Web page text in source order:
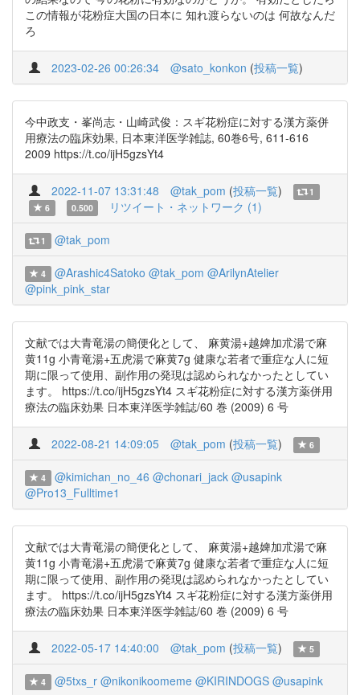
この情報が花粉症大国の日本に 知れ渡らないのは 何故なんだ
ろ
2023-02-26 00:26:34 @sato_konkon (投稿一覧)
今中政支・峯尚志・山崎武俊：スギ花粉症に対する漢方薬併
用療法の臨床効果, 日本東洋医学雑誌, 60巻6号, 611-616
2009 https://t.co/ijH5gzsYt4
2022-11-07 13:31:48 @tak_pom (投稿一覧)
1
6
0.500 リツイート・ネットワーク (1)
1 @tak_pom
4 @Arashic4Satoko @tak_pom @ArilynAtelier
@pink_pink_star
文献では大青竜湯の簡便化として、 麻黄湯+越婢加朮湯で麻
黄11g 小青竜湯+五虎湯で麻黄7g 健康な若者で重症な人に短
期に限って使用、副作用の発現は認められなかったとしてい
ます。 https://t.co/ijH5gzsYt4 スギ花粉症に対する漢方薬併用
療法の臨床効果 日本東洋医学雑誌/60 巻 (2009) 6 号
2022-08-21 14:09:05 @tak_pom (投稿一覧) 6
4 @kimichan_no_46 @chonari_jack @usapink
@Pro13_Fulltime1
文献では大青竜湯の簡便化として、 麻黄湯+越婢加朮湯で麻
黄11g 小青竜湯+五虎湯で麻黄7g 健康な若者で重症な人に短
期に限って使用、副作用の発現は認められなかったとしてい
ます。 https://t.co/ijH5gzsYt4 スギ花粉症に対する漢方薬併用
療法の臨床効果 日本東洋医学雑誌/60 巻 (2009) 6 号
2022-05-17 14:40:00 @tak_pom (投稿一覧) 5
4 @5txs_r @nikonikoomeme @KIRINDOGS @usapink